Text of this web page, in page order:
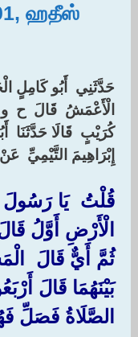
ஹதீஸ்
حَدَّثَنِي ‏ ‏أَبُو كَامِلٍ
‏الْأَعْمَشُ ‏ ‏قَالَ ‏ ‏ح ‏ ‏و
كُرَيْبٍ ‏ ‏قَالَا حَدَّثَنَا
‏إِبْرَاهِيمَ التَّيْمِيِّ
قُلْتُ ‏يَا
الْأَرْضِ أَوَّلُ
ثُمَّ أَيٌّ قَالَ
بَيْنَهُمَا قَالَ
الصَّلَاةُ فَصَلِّ